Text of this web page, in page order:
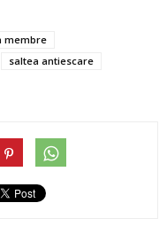
membre
saltea antiescare